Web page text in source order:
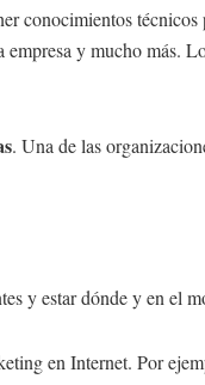
conocimientos
y mucho más.
. Una de las
y estar dónde y en el
en Internet. Por